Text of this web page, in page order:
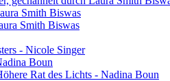
Smith Biswas
Smith Biswas
- Nicole Singer
Boun
Rat des Lichts - Nadina Boun